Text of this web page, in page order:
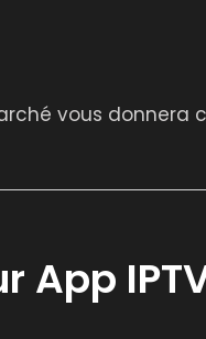
vous donnera
App